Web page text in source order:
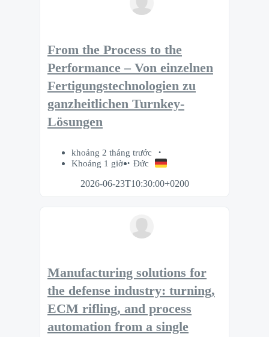
From the Process to the
Performance – Von einzelnen
Fertigungstechnologien zu
ganzheitlichen Turnkey-
Lösungen
khoảng 2 tháng trước
Khoảng 1 giờ
Đức
2026-06-23T10:30:00+0200
Manufacturing solutions for
the defense industry: turning,
ECM rifling, and process
automation from a single